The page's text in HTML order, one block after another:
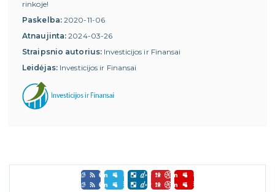
rinkoje!
Paskelba: 2020-11-06
Atnaujinta: 2024-03-26
Straipsnio autorius: Investicijos ir Finansai
Leidėjas: Investicijos ir Finansai